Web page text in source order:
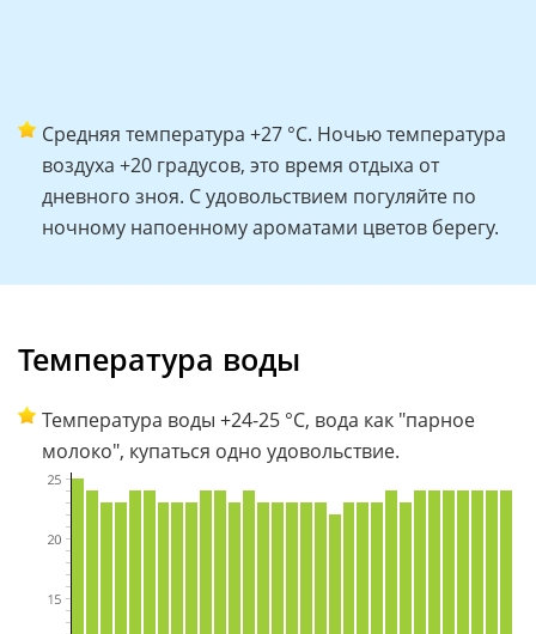
Средняя температура +27 °C. Ночью температура
воздуха +20 градусов, это время отдыха от
дневного зноя. С удовольствием погуляйте по
ночному напоенному ароматами цветов берегу.
Температура воды
Температура воды +24-25 °C, вода как "парное
молоко", купаться одно удовольствие.